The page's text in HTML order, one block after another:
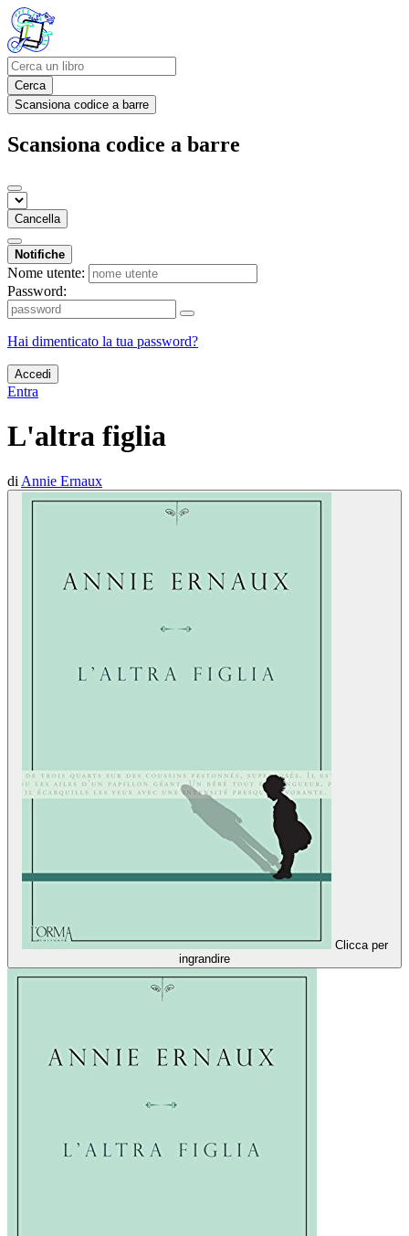
Cerca
Scansiona codice a barre
Scansiona codice a barre
Cancella
Notifiche
Nome utente:
Password:
Hai dimenticato la tua password?
Accedi
Entra
L'altra figlia
di Annie Ernaux
Clicca per
ingrandire